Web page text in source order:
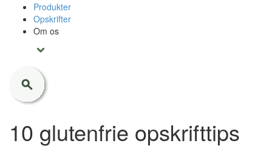
Produkter
Opskrifter
Om os
10 glutenfrie opskrifttips